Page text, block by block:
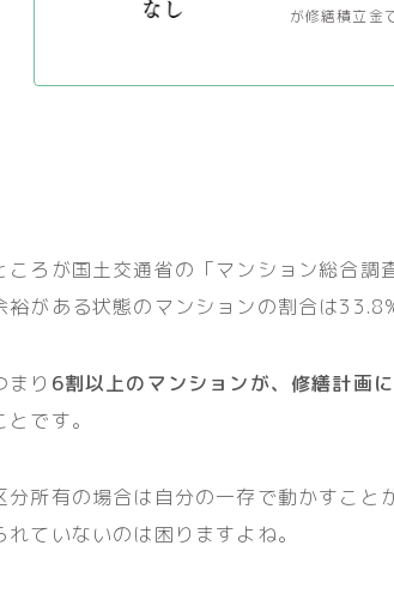
が修繕積立金
ころが国土交通省の「マンション総合
裕がある状態のマンションの割合は
まり 6割以上のマンションが、修繕計画
とです。
分所有の場合は自分の一存で動かすこ
れていないのは困りますよね。